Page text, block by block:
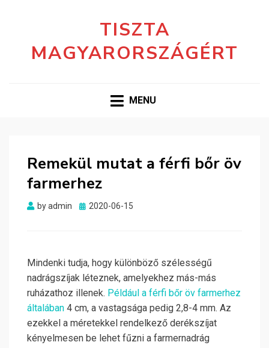
TISZTA
MAGYARORSZÁGÉRT
MENU
Remekül mutat a férfi bőr öv
farmerhez
byadmin
Posted
2020-06-15
Mindenki tudja, hogy különböző szélességű
nadrágszíjak léteznek, amelyekhez más-más
ruházathoz illenek. Például a férfi bőr öv farmerhez
általában 4 cm, a vastagsága pedig 2,8-4 mm. Az
ezekkel a méretekkel rendelkező derékszíjat
kényelmesen be lehet fűzni a farmernadrág